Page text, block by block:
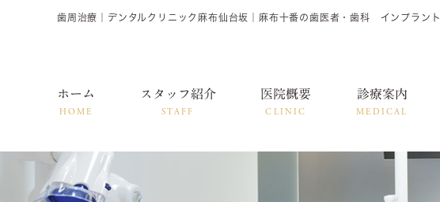
ホーム
HOME
スタッフ紹介
STAFF
医院概要
CLINIC
診療案内
MEDICAL
歯周治療｜デンタルクリニック麻布仙台坂｜麻布十番の歯医者・歯科 インプラント